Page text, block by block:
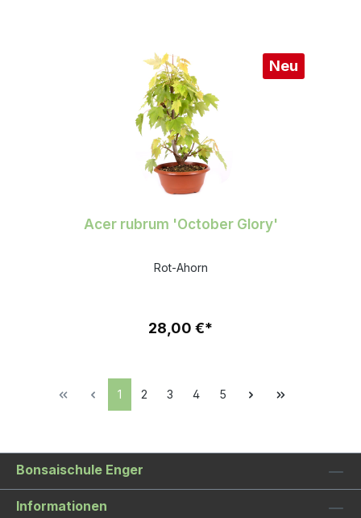
Neu
Acer rubrum 'October Glory'
Rot-Ahorn
28,00 €*
1 2 3 4 5
Bonsaischule Enger
Informationen